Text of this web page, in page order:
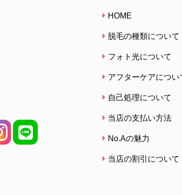
HOME
脱毛の種類について
フォト光について
アフターケアについ
自己処理について
当店の支払い方法
No.Aの魅力
当店の割引について